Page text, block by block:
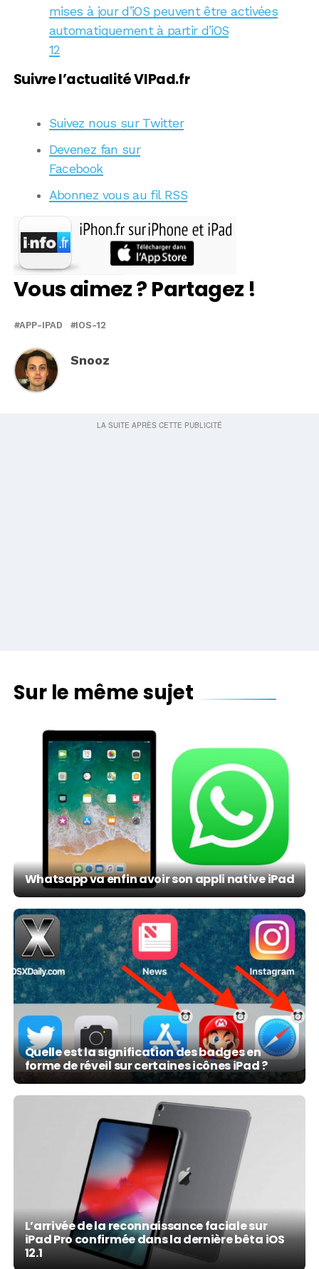
mises à jour d’iOS peuvent être activées
automatiquement à partir d’iOS
12
Suivre l’actualité VIPad.fr
Suivez nous sur Twitter
Devenez fan sur
Facebook
Abonnez vous au fil RSS
Vous aimez ? Partagez !
APP-IPAD IOS-12
Snooz
Sur le même sujet
Whatsapp va enfin avoir son appli native iPad
Quelle est la signification des badges en
forme de réveil sur certaines icônes iPad ?
L’arrivée de la reconnaissance faciale sur
iPad Pro confirmée dans la dernière bêta iOS
12.1